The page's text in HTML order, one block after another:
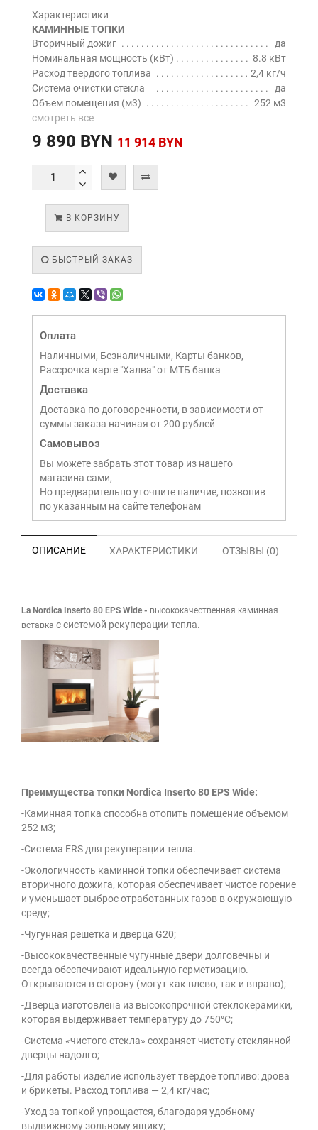
Характеристики
КАМИННЫЕ ТОПКИ
Вторичный дожиг
да
Номинальная мощность (кВт)
8.8 кВт
Расход твердого топлива
2,4 кг/ч
Система очистки стекла
да
Объем помещения (м3)
252 м3
смотреть все
9 890 BYN 11 914 BYN
В КОРЗИНУ
БЫСТРЫЙ ЗАКАЗ
Оплата
Наличными, Безналичными, Карты банков,
Рассрочка карте "Халва" от МТБ банка
Доставка
Доставка по договоренности, в зависимости от
суммы заказа начиная от 200 рублей
Самовывоз
Вы можете забрать этот товар из нашего
магазина сами,
Но предварительно уточните наличие, позвонив
по указанным на сайте телефонам
ОПИСАНИЕ ХАРАКТЕРИСТИКИ ОТЗЫВЫ (0)
La Nordica Inserto 80 EPS Wide - высококачественная каминная
вставка с системой рекуперации тепла.
Преимущества топки Nordica Inserto 80 EPS Wide:
-Каминная топка способна отопить помещение объемом
252 м3;
-Система ERS для рекуперации тепла.
-Экологичность каминной топки обеспечивает система
вторичного дожига, которая обеспечивает чистое горение
и уменьшает выброс отработанных газов в окружающую
среду;
-Чугунная решетка и дверца G20;
-Высококачественные чугунные двери долговечны и
всегда обеспечивают идеальную герметизацию.
Открываются в сторону (могут как влево, так и вправо);
-Дверца изготовлена из высокопрочной стеклокерамики,
которая выдерживает температуру до 750°C;
-Система «чистого стекла» сохраняет чистоту стеклянной
дверцы надолго;
-Для работы изделие использует твердое топливо: дрова
и брикеты. Расход топлива — 2,4 кг/час;
-Уход за топкой упрощается, благодаря удобному
выдвижному зольному ящику;